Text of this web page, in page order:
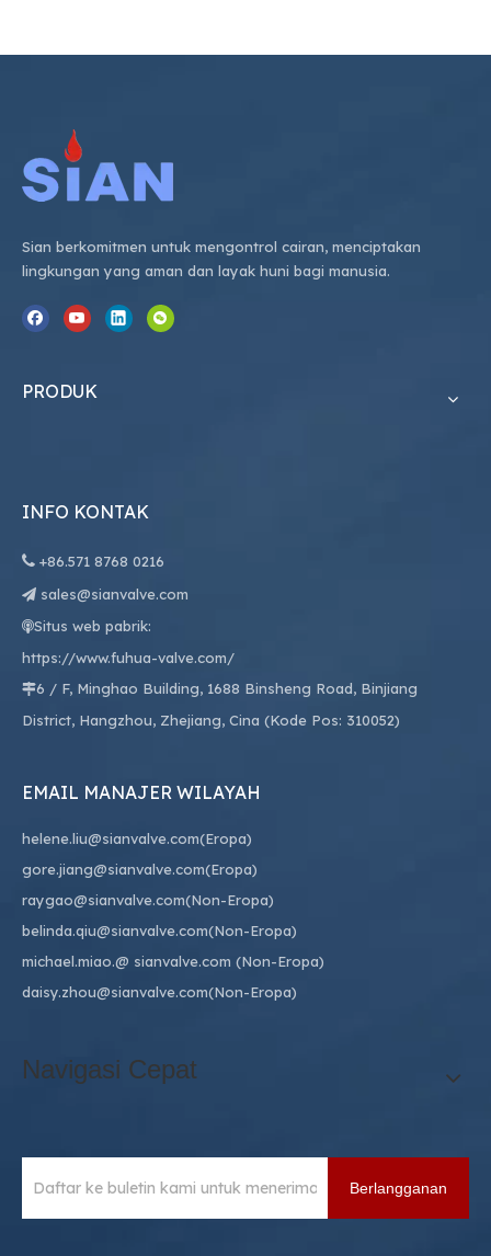
Sian berkomitmen untuk mengontrol cairan, menciptakan
lingkungan yang aman dan layak huni bagi manusia.
PRODUK
INFO KONTAK
 +86.571 8768 0216
 sales@sianvalve.com
Situs web pabrik:
https://www.fuhua-valve.com/
6 / F, Minghao Building, 1688 Binsheng Road, Binjiang
District, Hangzhou, Zhejiang, Cina (Kode Pos: 310052)
EMAIL MANAJER WILAYAH
helene.liu@sianvalve.com(Eropa)
gore.jiang@sianvalve.com(Eropa)
raygao@sianvalve.com(Non-Eropa)
belinda.qiu@sianvalve.com(Non-Eropa)
michael.miao.@ sianvalve.com (Non-Eropa)
daisy.zhou@sianvalve.com(Non-Eropa)
Navigasi Cepat
Berlangganan